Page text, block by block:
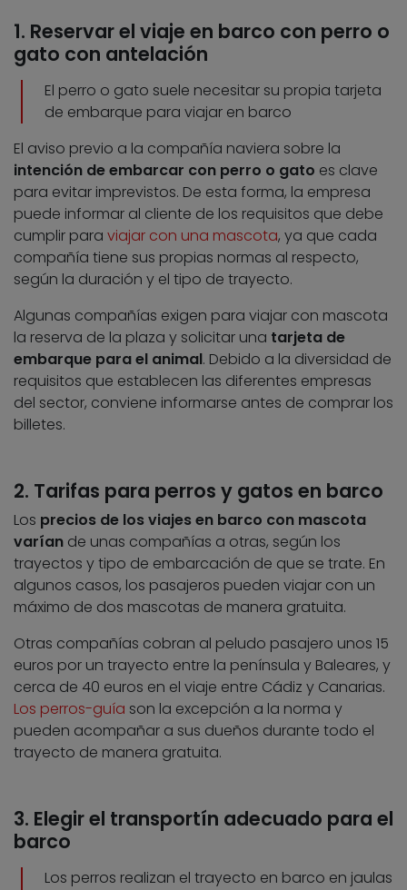
1. Reservar el viaje en barco con perro o
gato con antelación
El perro o gato suele necesitar su propia tarjeta
de embarque para viajar en barco
El aviso previo a la compañía naviera sobre la
intención de embarcar con perro o gato es clave
para evitar imprevistos. De esta forma, la empresa
puede informar al cliente de los requisitos que debe
cumplir para viajar con una mascota, ya que cada
compañía tiene sus propias normas al respecto,
según la duración y el tipo de trayecto.
Algunas compañías exigen para viajar con mascota
la reserva de la plaza y solicitar una tarjeta de
embarque para el animal. Debido a la diversidad de
requisitos que establecen las diferentes empresas
del sector, conviene informarse antes de comprar los
billetes.
2. Tarifas para perros y gatos en barco
Los precios de los viajes en barco con mascota
varían de unas compañías a otras, según los
trayectos y tipo de embarcación de que se trate. En
algunos casos, los pasajeros pueden viajar con un
máximo de dos mascotas de manera gratuita.
Otras compañías cobran al peludo pasajero unos 15
euros por un trayecto entre la península y Baleares, y
cerca de 40 euros en el viaje entre Cádiz y Canarias.
Los perros-guía son la excepción a la norma y
pueden acompañar a sus dueños durante todo el
trayecto de manera gratuita.
3. Elegir el transportín adecuado para el
barco
Los perros realizan el trayecto en barco en jaulas